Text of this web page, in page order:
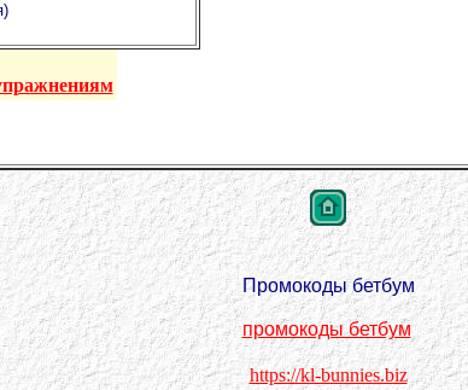
Промокоды бетбум
промокоды бетбум
https://kl-bunnies.biz